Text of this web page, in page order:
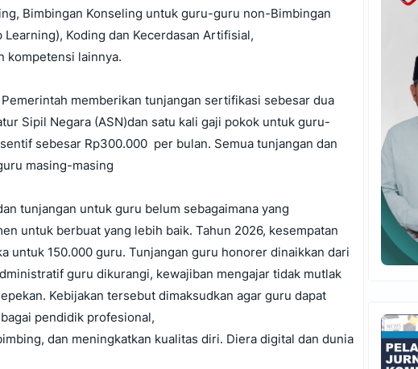
Bimbingan Konseling untuk guru-guru non-Bimbingan
Koding dan Kecerdasan Artifisial,
kompetensi lainnya.
memberikan tunjangan sertifikasi sebesar dua
Sipil Negara (ASN)dan satu kali gaji pokok untuk guru-
sebesar Rp300.000 per bulan. Semua tunjangan dan
masing-masing
tunjangan untuk guru belum sebagaimana yang
untuk berbuat yang lebih baik. Tahun 2026, kesempatan
untuk 150.000 guru. Tunjangan guru honorer dinaikkan dari
guru dikurangi, kewajiban mengajar tidak mutlak
Kebijakan tersebut dimaksudkan agar guru dapat
pendidik profesional,
dan meningkatkan kualitas diri. Diera digital dan dunia